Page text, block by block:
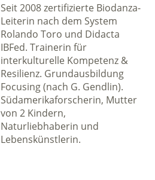
Seit 2008 zertifizierte Biodanza-
Leiterin nach dem System
Rolando Toro und Didacta
IBFed. Trainerin für
interkulturelle Kompetenz &
Resilienz. Grundausbildung
Focusing (nach G. Gendlin).
Südamerikaforscherin, Mutter
von 2 Kindern,
Naturliebhaberin und
Lebenskünstlerin.